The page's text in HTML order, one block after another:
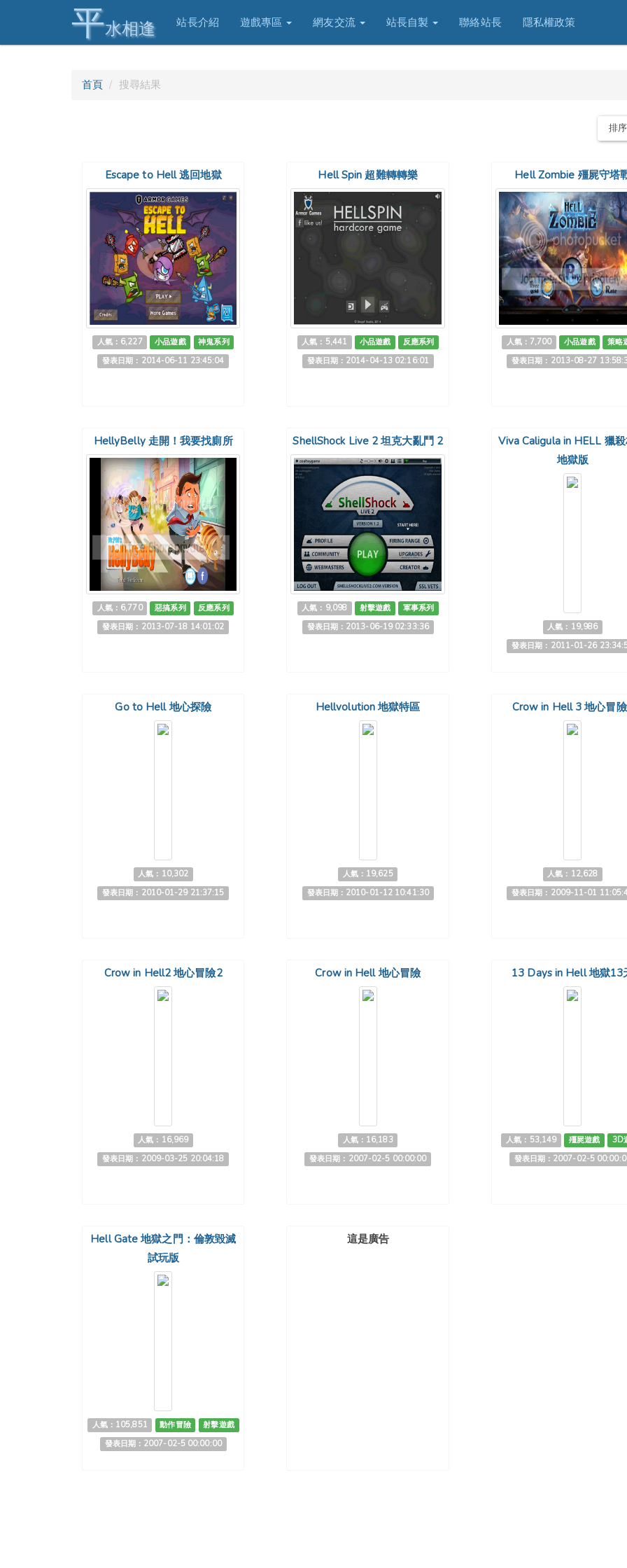
平水相逢 站長介紹 遊戲專區 網友交流 站長自製 聯絡站長 隱私權政策
首頁 搜尋結果
排
Escape to Hell 逃回地獄
人氣：6,227 小品遊戲
神鬼系列
發表日期：2014-06-11 23:45:04
Hell Spin 超難轉轉樂
人氣：5,441 小品遊戲
反應系列
發表日期：2014-04-13 02:16:01
Hell Zombie 殭屍守塔
人氣：7,700 小品遊戲
策略
發表日期：2013-08-27
HellyBelly 走開！我要找廁所
人氣：6,770 惡搞系列
反應系列
發表日期：2013-07-18 14:01:02
ShellShock Live 2 坦克大亂鬥 2
人氣：9,098 射擊遊戲
軍事系列
發表日期：2013-06-19 02:33:36
Viva Caligula in HELL 獵
地獄版
人氣：19,986
發表日期：2011-01-26
Go to Hell 地心探險
人氣：10,302
發表日期：2010-01-29 21:37:15
Hellvolution 地獄特區
人氣：19,625
發表日期：2010-01-12 10:41:30
Crow in Hell 3 地心冒
人氣：12,628
發表日期：2009-11-01
Crow in Hell2 地心冒險2
人氣：16,969
發表日期：2009-03-25 20:04:18
Crow in Hell 地心冒險
人氣：16,183
發表日期：2007-02-5 00:00:00
13 Days in Hell 地獄13
人氣：53,149 殭屍遊戲
3D
發表日期：2007-02-5
Hell Gate 地獄之門：倫敦毀滅
試玩版
人氣：105,851 動作冒險
射擊遊戲
發表日期：2007-02-5 00:00:00
這是廣告